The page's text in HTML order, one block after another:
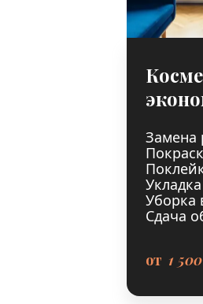
Замена
Уборка
Сдача
от 1 500